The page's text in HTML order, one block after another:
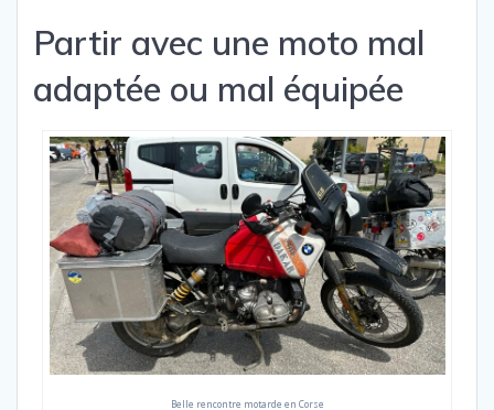
Partir avec une moto mal
adaptée ou mal équipée
Belle rencontre motarde en Corse